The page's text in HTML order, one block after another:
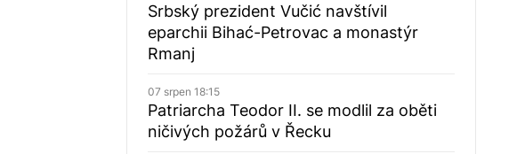
Srbský prezident Vučić navštívil
eparchii Bihać-Petrovac a monastýr
Rmanj
07 srpen 18:15
Patriarcha Teodor II. se modlil za oběti
ničivých požárů v Řecku